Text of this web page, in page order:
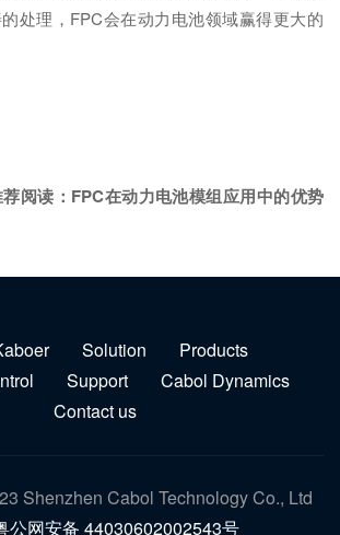
处理，FPC会在动力电池领域赢得更大的
阅读： FPC在动力电池模组应用中的优势
Solution
Products
Support
Cabol Dynamics
Contact us
Shenzhen Cabol Technology Co., Ltd
公网安备 44030602002543号